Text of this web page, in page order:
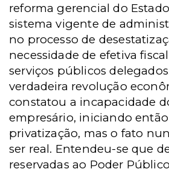
reforma gerencial do
sistema vigente de
no processo de
necessidade de efetiva
serviços públicos
verdadeira revolução
constatou a incapacidade
empresário, iniciando
privatização, mas o fato
ser real. Entendeu-se que
reservadas ao Poder